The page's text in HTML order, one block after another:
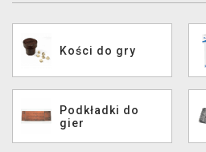
Kości do gry
Podkładki do
gier